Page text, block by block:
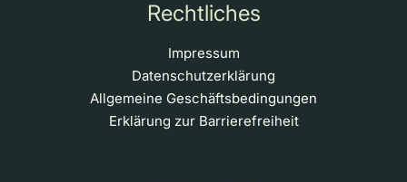
Rechtliches
Impressum
Datenschutzerklärung
Allgemeine Geschäftsbedingungen
Erklärung zur Barrierefreiheit